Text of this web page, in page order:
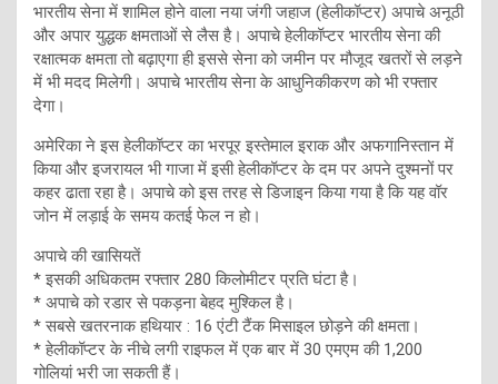
भारतीय सेना में शामिल होने वाला नया जंगी जहाज (हेलीकॉप्टर) अपाचे अनूठी
और अपार युद्धक क्षमताओं से लैस है। अपाचे हेलीकॉप्टर भारतीय सेना की
रक्षात्मक क्षमता तो बढ़ाएगा ही इससे सेना को जमीन पर मौजूद खतरों से लड़ने
में भी मदद मिलेगी। अपाचे भारतीय सेना के आधुनिकीकरण को भी रफ्तार
देगा।
अमेरिका ने इस हेलीकॉप्टर का भरपूर इस्तेमाल इराक और अफगानिस्तान में
किया और इजरायल भी गाजा में इसी हेलीकॉप्टर के दम पर अपने दुश्मनों पर
कहर ढाता रहा है। अपाचे को इस तरह से डिजाइन किया गया है कि यह वॉर
जोन में लड़ाई के समय कतई फेल न हो।
अपाचे की खासियतें
* इसकी अधिकतम रफ्तार 280 किलोमीटर प्रति घंटा है।
* अपाचे को रडार से पकड़ना बेहद मुश्किल है।
* सबसे खतरनाक हथियार : 16 एंटी टैंक मिसाइल छोड़ने की क्षमता।
* हेलीकॉप्टर के नीचे लगी राइफल में एक बार में 30 एमएम की 1,200
गोलियां भरी जा सकती हैं।